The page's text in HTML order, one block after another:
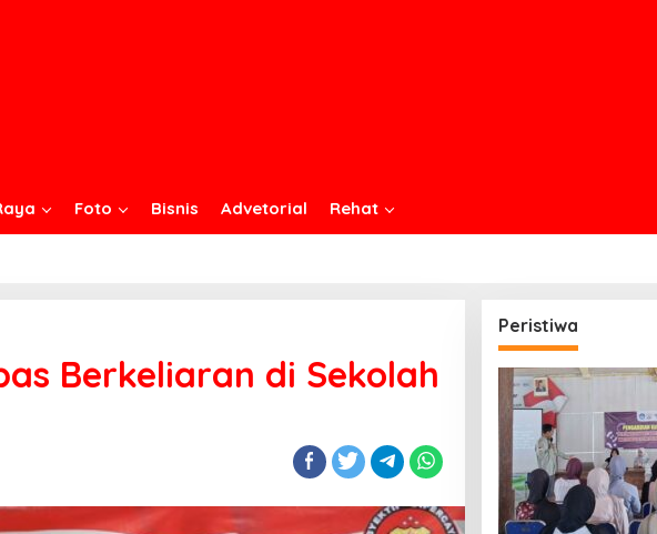
Foto Bisnis Advetorial Rehat
Berkeliaran di Sekolah
Peristiwa